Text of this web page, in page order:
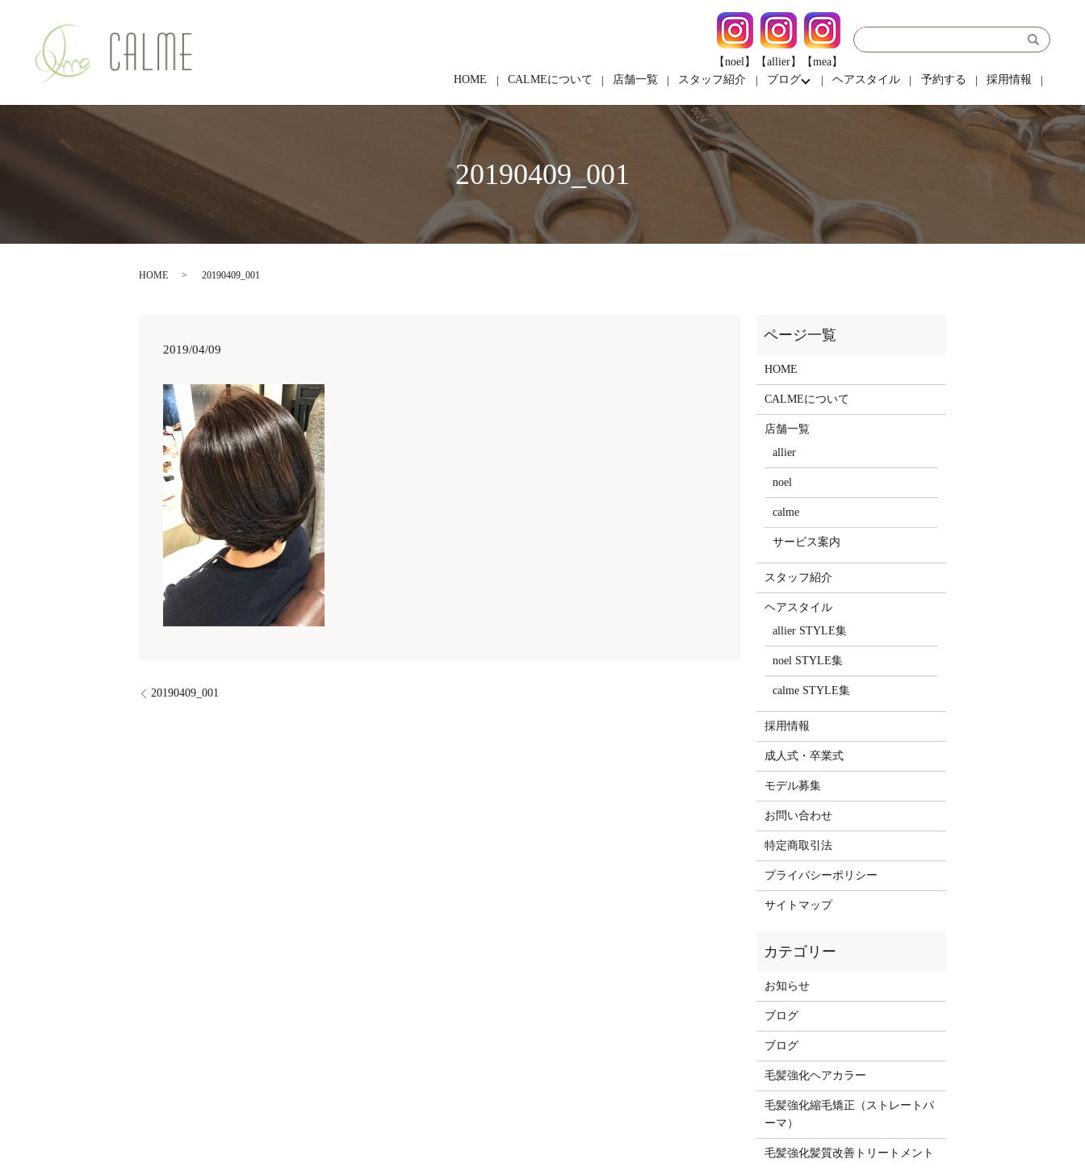
HOME CALMEについて 店舗一覧 スタッフ紹介 ブログ ヘアスタイル 予約する 採用情報
【noel】 【allier】 【mea】
20190409_001
HOME 20190409_001
2019/04/09
20190409_001
HOME
CALMEについて
店舗一覧
allier
noel
calme
サービス案内
スタッフ紹介
ヘアスタイル
allier STYLE集
noel STYLE集
calme STYLE集
採用情報
成人式・卒業式
モデル募集
お問い合わせ
特定商取引法
プライバシーポリシー
サイトマップ
お知らせ
ブログ
ブログ
毛髪強化ヘアカラー
毛髪強化縮毛矯正（ストレートパ
ーマ）
毛髪強化髪質改善トリートメント